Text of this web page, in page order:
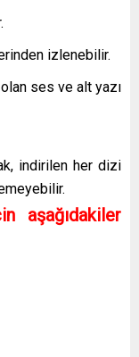
izlenebilir.
ses ve alt yazı
indirilen her dizi
aşağıdakiler